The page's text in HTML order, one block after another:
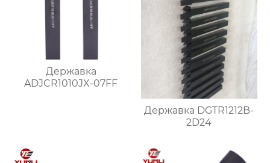
Державка
ADJCR1010JX-07FF
Державка DGTR1212B-
2D24